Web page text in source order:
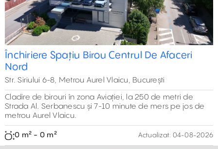
Închiriere Spațiu Birou Centrul De Afaceri
Nord
Str. Siriului 6-8, Metrou Aurel Vlaicu, București
Cladire de birouri în zona Aviației, la 250 de metri de
Strada Al. Serbanescu și 7-10 minute de mers pe jos de
metrou Aurel Vlaicu.
0 m² - 0 m² Actualizat: 04-08-2026